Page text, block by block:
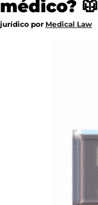
médico? 🥼
jurídico por Medical Law